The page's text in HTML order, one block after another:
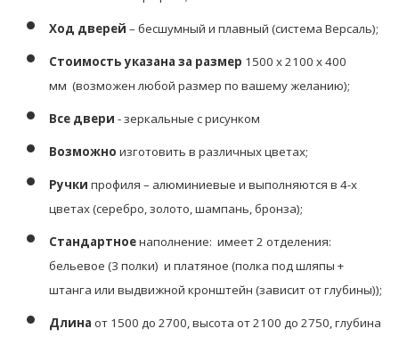
Ход дверей – бесшумный и плавный (система Версаль);
Стоимость указана за размер 1500 х 2100 х 400
мм (возможен любой размер по вашему желанию);
Все двери - зеркальные с рисунком
Возможно изготовить в различных цветах;
Ручки профиля – алюминиевые и выполняются в 4-х
цветах (серебро, золото, шампань, бронза);
Стандартноенаполнение: имеет 2 отделения:
бельевое (3 полки) и платяное (полка под шляпы +
штанга или выдвижной кронштейн (зависит от глубины));
Длина от 1500 до 2700, высота от 2100 до 2750, глубина